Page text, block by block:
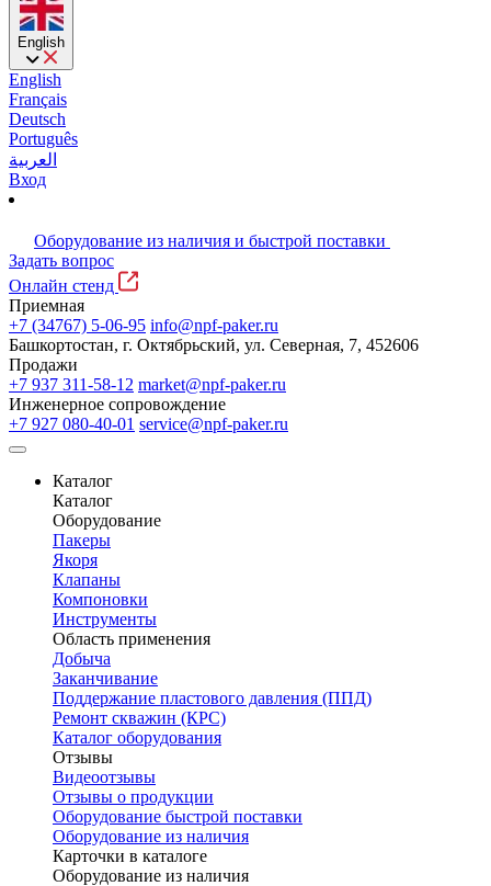
English
English
Français
Deutsch
Português
العربية
Вход
Оборудование из наличия и быстрой поставки
Задать вопрос
Онлайн стенд
Приемная
+7 (34767) 5-06-95 info@npf-paker.ru
Башкортостан, г. Октябрьский, ул. Северная, 7, 452606
Продажи
+7 937 311-58-12 market@npf-paker.ru
Инженерное сопровождение
+7 927 080-40-01 service@npf-paker.ru
Каталог
Каталог
Оборудование
Пакеры
Якоря
Клапаны
Компоновки
Инструменты
Область применения
Добыча
Заканчивание
Поддержание пластового давления (ППД)
Ремонт скважин (КРС)
Каталог оборудования
Отзывы
Видеоотзывы
Отзывы о продукции
Оборудование быстрой поставки
Оборудование из наличия
Карточки в каталоге
Оборудование из наличия